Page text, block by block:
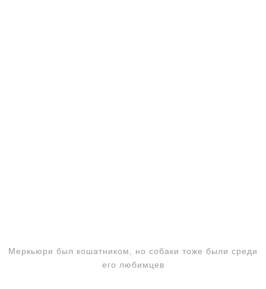
Меркьюри был кошатником, но собаки тоже были среди
его любимцев